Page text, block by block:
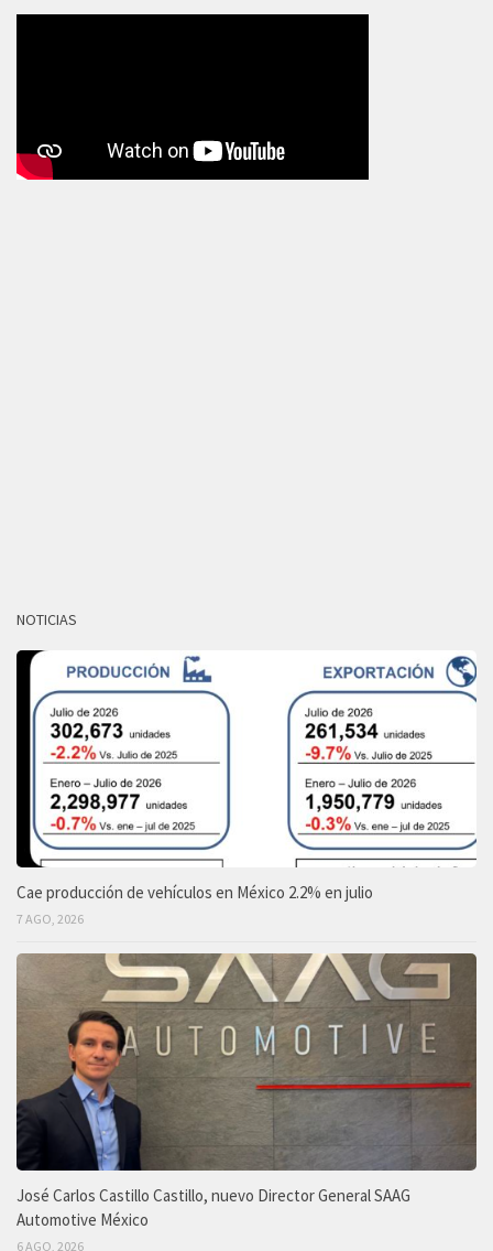
NOTICIAS
Cae producción de vehículos en México 2.2% en julio
7 AGO, 2026
José Carlos Castillo Castillo, nuevo Director General SAAG
Automotive México
6 AGO, 2026